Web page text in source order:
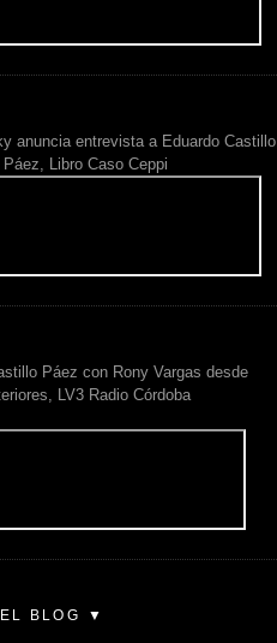
anuncia entrevista a Eduardo Castillo
Páez, Libro Caso Ceppi
Páez con Rony Vargas desde
LV3 Radio Córdoba
BLOG ▼